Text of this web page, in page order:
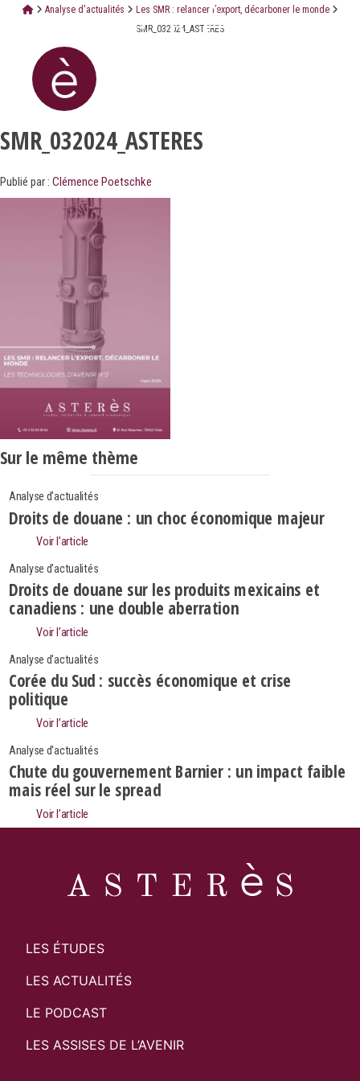
Analyse d'actualités
Les SMR : relancer l’export, décarboner le monde
SMR_032024_ASTERES
SMR_032024_ASTERES
Publié par : Clémence Poetschke
Sur le même thème
Analyse d'actualités
Droits de douane : un choc économique majeur
Voir l’article
Analyse d'actualités
Droits de douane sur les produits mexicains et
canadiens : une double aberration
Voir l’article
Analyse d'actualités
Corée du Sud : succès économique et crise
politique
Voir l’article
Analyse d'actualités
Chute du gouvernement Barnier : un impact faible
mais réel sur le spread
Voir l’article
LES ÉTUDES
LES ACTUALITÉS
LE PODCAST
LES ASSISES DE L’AVENIR
Search